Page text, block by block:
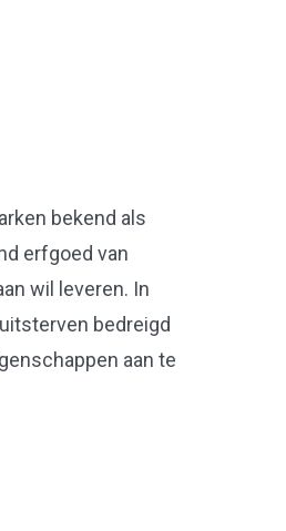
bekend als
erfgoed van
wil leveren. In
bedreigd
aan te